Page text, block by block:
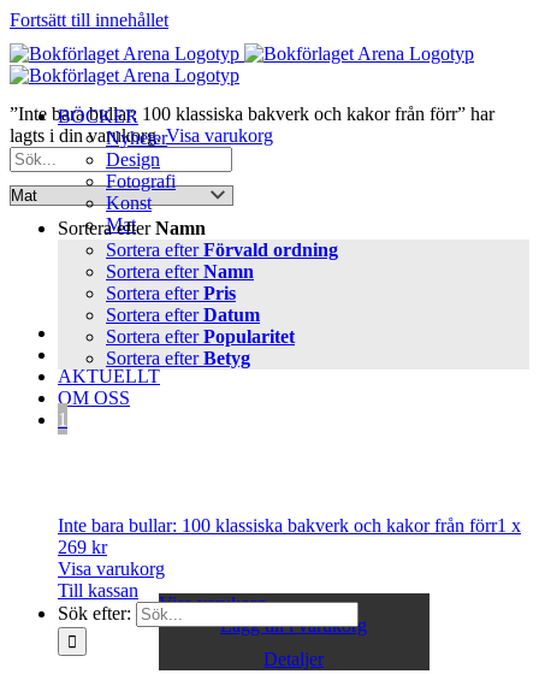
Fortsätt till innehållet
BÖCKER
Nyheter
Design
Fotografi
Konst
Mat
Kulturhistoria
Resa
Skrivböcker
Trädgård
FÖRFATTARE
PRESSINFO
AKTUELLT
OM OSS
1
Inte bara bullar: 100 klassiska bakverk och kakor från förr1 x
269 kr
Visa varukorg
Till kassan
Sök efter:
”Inte bara bullar: 100 klassiska bakverk och kakor från förr” har
lagts i din varukorg.Visa varukorg
Sortera efterNamn
Sortera efterFörvald ordning
Sortera efterNamn
Sortera efterPris
Sortera efterDatum
Sortera efterPopularitet
Sortera efterBetyg
Visa varukorg
Lägg till i varukorg
Detaljer